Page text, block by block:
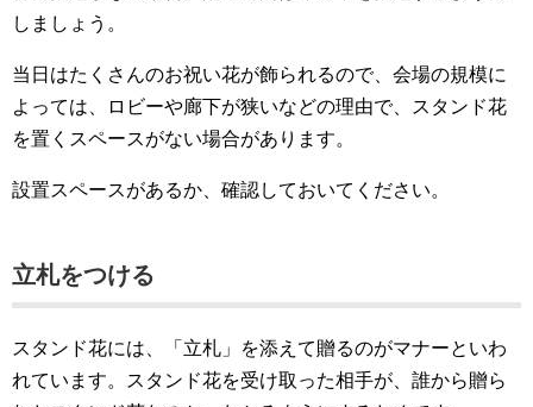
しましょう。
当日はたくさんのお祝い花が飾られるので、会場の規模に
よっては、ロビーや廊下が狭いなどの理由で、スタンド花
を置くスペースがない場合があります。
設置スペースがあるか、確認しておいてください。
立札をつける
スタンド花には、「立札」を添えて贈るのがマナーといわ
れています。スタンド花を受け取った相手が、誰から贈ら